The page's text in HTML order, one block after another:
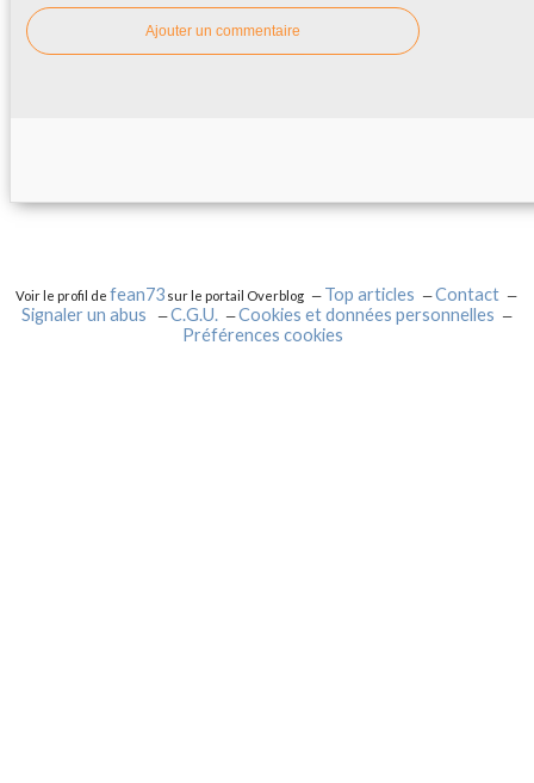
Ajouter un commentaire
Voir le profil defean73 sur le portail Overblog Top articles
Contact
Signaler un abus
C.G.U.
Cookies et données personnelles
Préférences cookies